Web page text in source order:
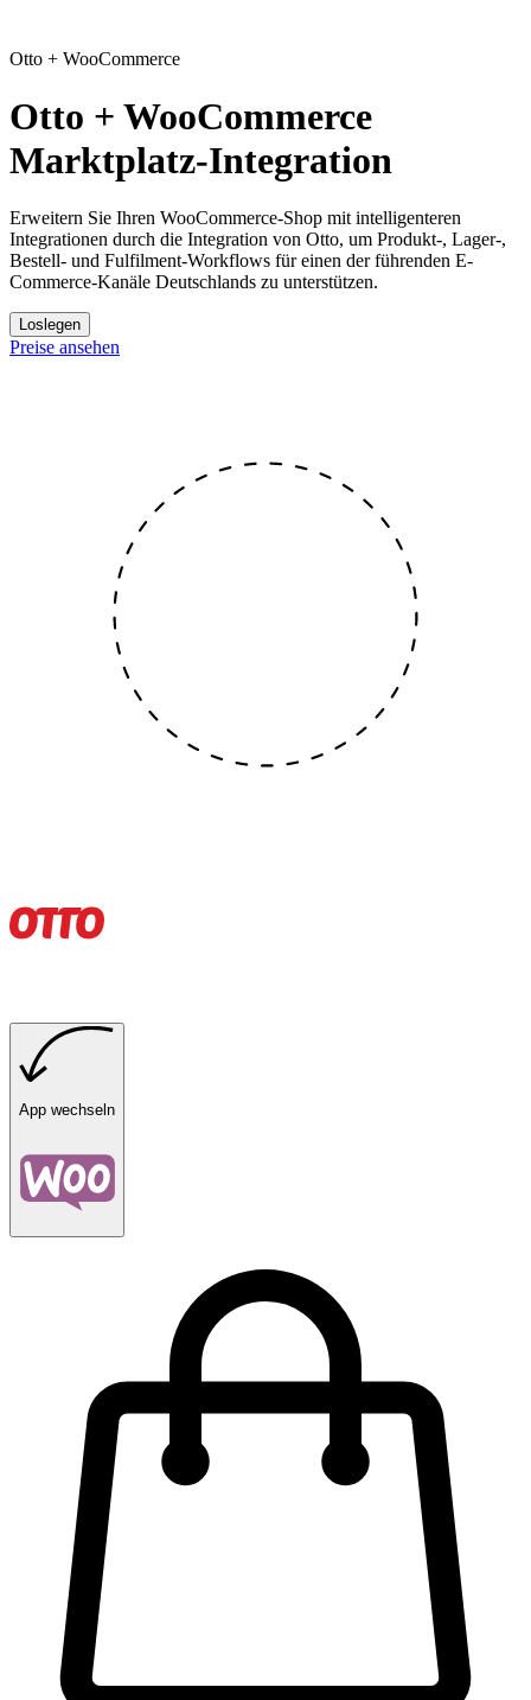
Otto + WooCommerce
Otto + WooCommerce
Marktplatz-Integration
Erweitern Sie Ihren WooCommerce-Shop mit intelligenteren
Integrationen durch die Integration von Otto, um Produkt-, Lager-,
Bestell- und Fulfilment-Workflows für einen der führenden E-
Commerce-Kanäle Deutschlands zu unterstützen.
Loslegen
Preise ansehen
App wechseln